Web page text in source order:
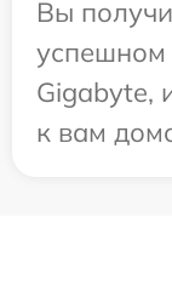
Вы
успешном
Gigabyte,
к вам